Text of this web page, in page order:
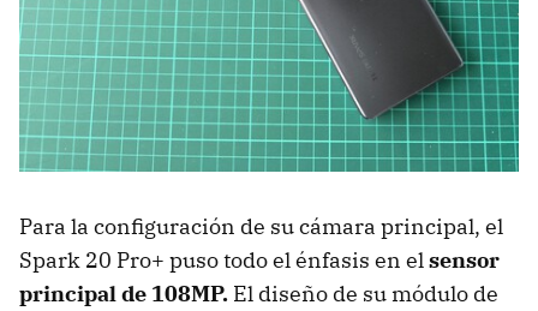
Para la configuración de su cámara principal, el
Spark 20 Pro+ puso todo el énfasis en elsensor
principal de 108MP. El diseño de su módulo de